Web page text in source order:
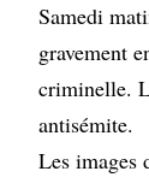
Samedi
gravement
criminelle.
antisémite.
Les images